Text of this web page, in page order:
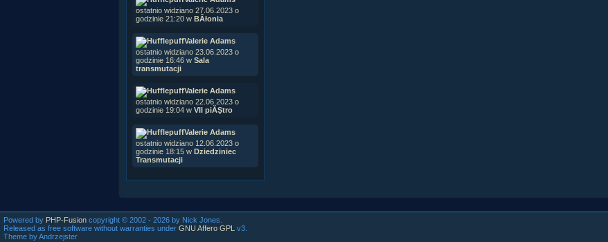
ostatnio widziano 27.06.2023 o
godzinie 21:20 w BÂłonia
Valerie Adams
ostatnio widziano 23.06.2023 o
godzinie 16:46 w Sala
transmutacji
Valerie Adams
ostatnio widziano 22.06.2023 o
godzinie 19:04 w VII piĂŞtro
Valerie Adams
ostatnio widziano 12.06.2023 o
godzinie 18:15 w Dziedziniec
Transmutacji
Powered by PHP-Fusion copyright © 2002 - 2026 by Nick Jones.
Released as free software without warranties under GNU Affero GPL v3.
Theme by Andrzejster